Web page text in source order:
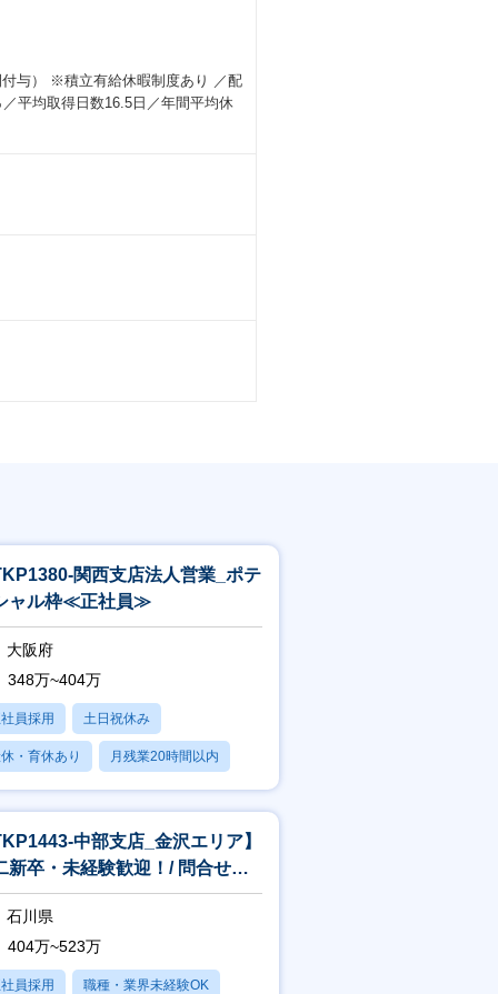
与） ※積立有給休暇制度あり ／配
平均取得日数16.5日／年間平均休
関西支店法人営業_ポテ
ャル枠≪正社員≫
大阪府
348万~404万
員採用 土日祝休み
・育休あり 月残業20時間以内
あり
中部支店_金沢エリア】
新卒・未経験歓迎！/ 問合せ対
心/”スピードと提案力
石川県
404万~523万
員採用 職種・業界未経験OK